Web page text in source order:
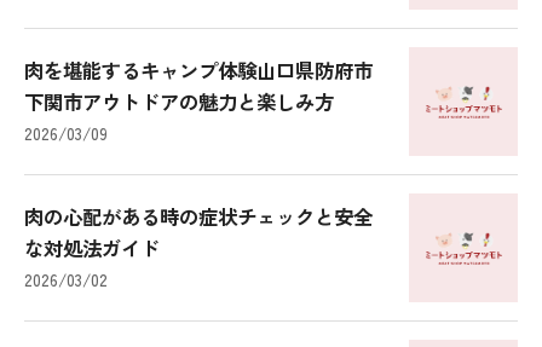
肉を堪能するキャンプ体験山口県防府市
下関市アウトドアの魅力と楽しみ方
2026/03/09
肉の心配がある時の症状チェックと安全
な対処法ガイド
2026/03/02